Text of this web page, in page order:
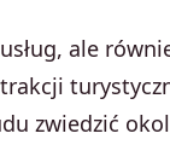
ale
zwiedzić